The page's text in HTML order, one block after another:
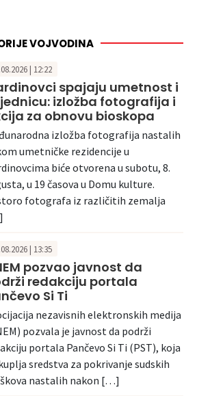
VOJVODINA
| 12:22
spajaju umetnost i
izložba fotografija i
za obnovu bioskopa
izložba fotografija nastalih
umetničke rezidencije u
biće otvorena u subotu, 8.
u 19 časova u Domu kulture.
fotografa iz različitih zemalja
| 13:35
pozvao javnost da
redakciju portala
Si Ti
nezavisnih elektronskih medija
pozvala je javnost da podrži
portala Pančevo Si Ti (PST), koja
sredstva za pokrivanje sudskih
nastalih nakon […]